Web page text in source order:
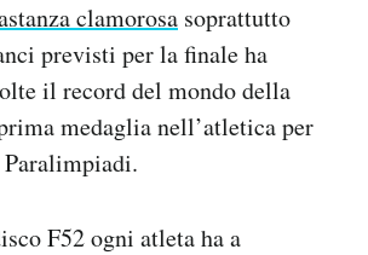
clamorosa soprattutto
previsti per la finale ha
il record del mondo della
medaglia nell’atletica per
F52 ogni atleta ha a